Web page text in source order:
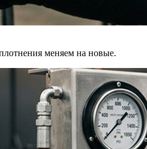
меняем на новые.